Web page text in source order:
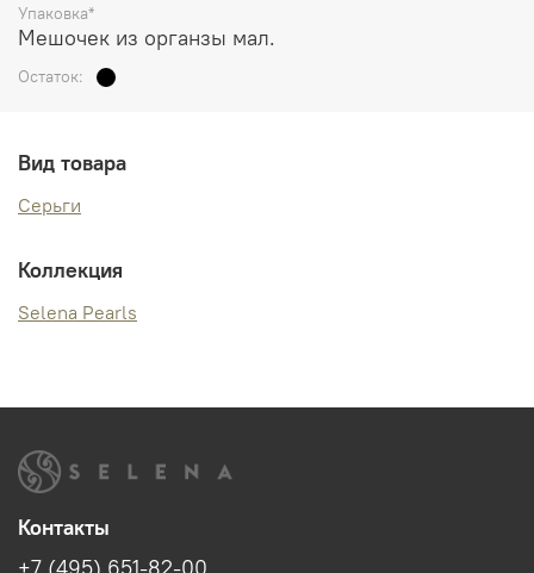
Упаковка*
Мешочек из органзы мал.
Остаток:
Вид товара
Серьги
Коллекция
Selena Pearls
Контакты
+7 (495) 651-82-00